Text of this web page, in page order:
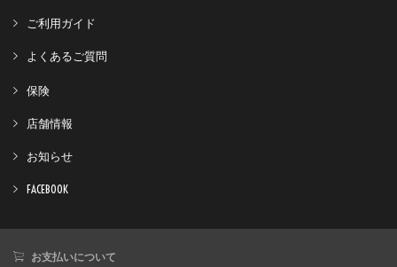
ご利用ガイド
よくあるご質問
保険
店舗情報
お知らせ
FACEBOOK
お支払いについて